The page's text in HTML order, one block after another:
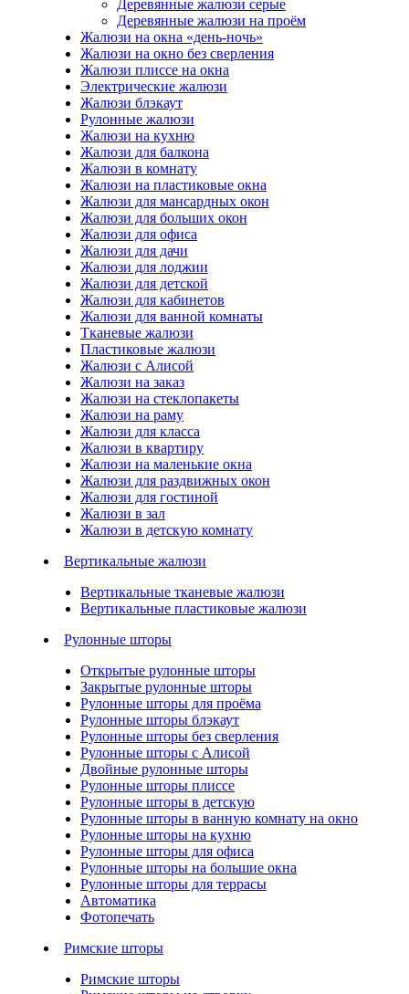
Деревянные жалюзи серые
Деревянные жалюзи на проём
Жалюзи на окна «день-ночь»
Жалюзи на окно без сверления
Жалюзи плиссе на окна
Электрические жалюзи
Жалюзи блэкаут
Рулонные жалюзи
Жалюзи на кухню
Жалюзи для балкона
Жалюзи в комнату
Жалюзи на пластиковые окна
Жалюзи для мансардных окон
Жалюзи для больших окон
Жалюзи для офиса
Жалюзи для дачи
Жалюзи для лоджии
Жалюзи для детской
Жалюзи для кабинетов
Жалюзи для ванной комнаты
Тканевые жалюзи
Пластиковые жалюзи
Жалюзи с Алисой
Жалюзи на заказ
Жалюзи на стеклопакеты
Жалюзи на раму
Жалюзи для класса
Жалюзи в квартиру
Жалюзи на маленькие окна
Жалюзи для раздвижных окон
Жалюзи для гостиной
Жалюзи в зал
Жалюзи в детскую комнату
Вертикальные жалюзи
Вертикальные тканевые жалюзи
Вертикальные пластиковые жалюзи
Рулонные шторы
Открытые рулонные шторы
Закрытые рулонные шторы
Рулонные шторы для проёма
Рулонные шторы блэкаут
Рулонные шторы без сверления
Рулонные шторы с Алисой
Двойные рулонные шторы
Рулонные шторы плиссе
Рулонные шторы в детскую
Рулонные шторы в ванную комнату на окно
Рулонные шторы на кухню
Рулонные шторы для офиса
Рулонные шторы на большие окна
Рулонные шторы для террасы
Автоматика
Фотопечать
Римские шторы
Римские шторы